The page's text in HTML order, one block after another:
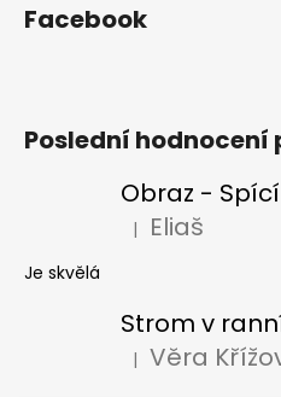
Facebook
Poslední hodnocení
Obraz -
Hodnocení
| Eliaš
Je skvělá
Strom v
Hodnocení
| Věra